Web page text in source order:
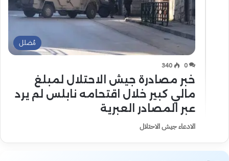
مُضلل
0
340
خبر مصادرة جيش الاحتلال لمبلغ
مالي كبير خلال اقتحامه نابلس لم يرد
عبر المصادر العبرية
الادعاء جيش الاحتلال